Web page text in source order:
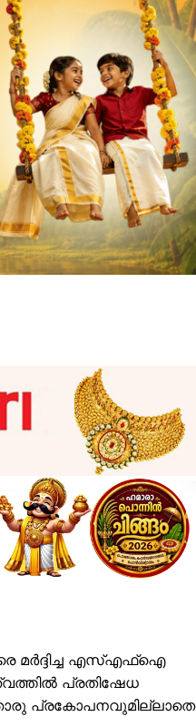
മർദ്ദിച്ച എസ്എഫ്ഐ
പ്രതിഷേധ
പ്രകോപനവുമില്ലാതെ